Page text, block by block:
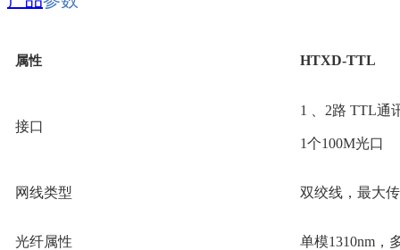
属性 HTXD-TTL
接口
1 、2路 TTL通
1个100M光口
网线类型 双绞线，最大
光纤属性 单模1310nm，